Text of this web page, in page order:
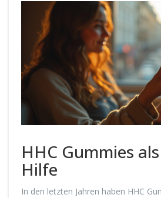
HHC Gummies
Hilfe
In den letzten Jahren haben HHC